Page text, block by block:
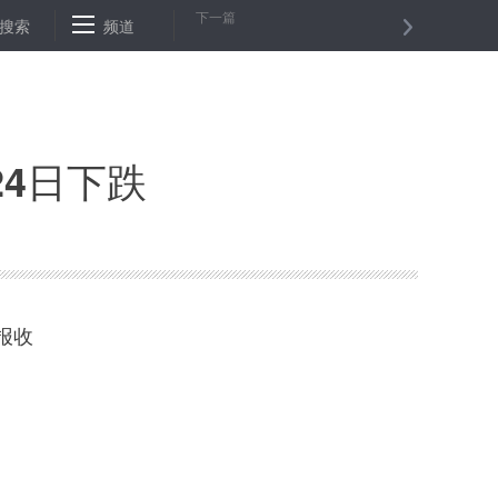
智能“黑科技”描绘智慧生活“新图景” 专家强调：高质量发展
搜索 频道 下一篇
日下跌
收